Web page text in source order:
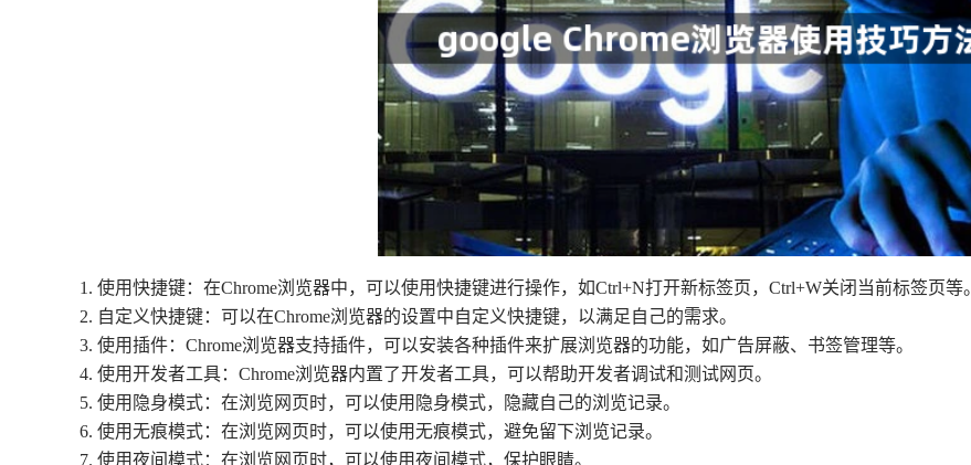
1. 使用快捷键：在Chrome浏览器中，可以使用快捷键进行操作，如Ctrl+N打开新标签页，Ctrl+W关闭当前标签页等。
2. 自定义快捷键：可以在Chrome浏览器的设置中自定义快捷键，以满足自己的需求。
3. 使用插件：Chrome浏览器支持插件，可以安装各种插件来扩展浏览器的功能，如广告屏蔽、书签管理等。
4. 使用开发者工具：Chrome浏览器内置了开发者工具，可以帮助开发者调试和测试网页。
5. 使用隐身模式：在浏览网页时，可以使用隐身模式，隐藏自己的浏览记录。
6. 使用无痕模式：在浏览网页时，可以使用无痕模式，避免留下浏览记录。
7. 使用夜间模式：在浏览网页时，可以使用夜间模式，保护眼睛。